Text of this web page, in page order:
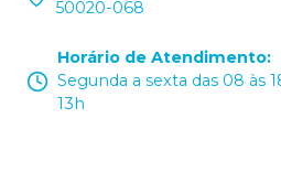
50020-068
Horário de Atendimento:
Segunda a sexta das 08 às
13h